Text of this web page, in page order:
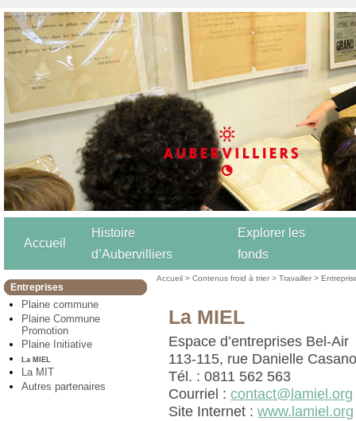
Accueil
Histoire
d’Aubervilliers
Explorer les
fonds
Entreprises
Plaine commune
Plaine Commune
Promotion
Plaine Initiative
La MIEL
La MIT
Autres partenaires
Accueil >Contenus froid à trier >Travailler >
La MIEL
Espace d’entreprises Bel-Air
113-115, rue Danielle
Tél. : 0811 562 563
Courriel :contact@lamiel.org
Site Internet :www.lamiel.org